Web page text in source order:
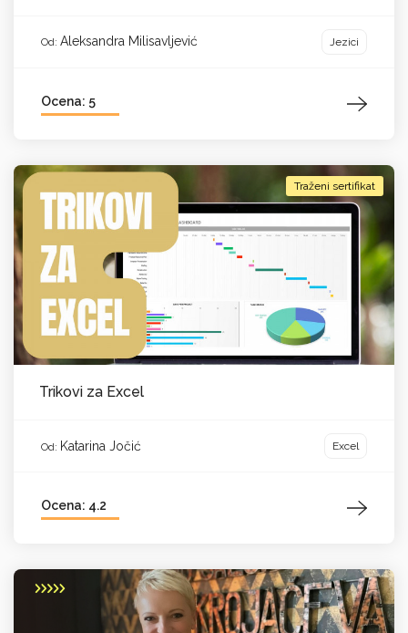
Od: Aleksandra Milisavljević Jezici
Ocena: 5
Traženi sertifikat
Trikovi za Excel
Od: Katarina Jočić Excel
Ocena: 4.2